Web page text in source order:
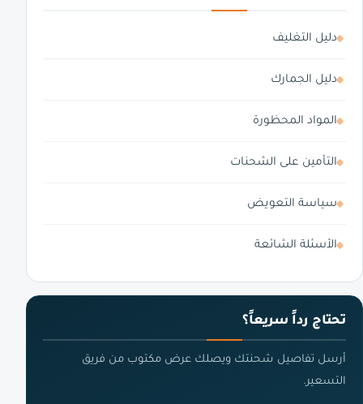
دليل التغليف
دليل الجمارك
المواد المحظورة
التأمين على الشحنات
سياسة التعويض
الأسئلة الشائعة
تحتاج رداً سريعاً؟
أرسل تفاصيل شحنتك ويصلك عرض مكتوب من فريق
التسعير.